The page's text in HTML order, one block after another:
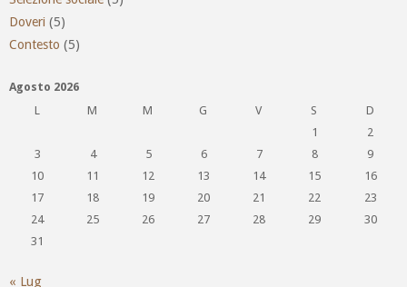
Doveri (5)
Contesto (5)
Agosto 2026
L
M M G V S
D
1
2
3
4 5 6 7 8
9
10
11 12 13 14 15
16
17
18 19 20 21 22
23
24
25 26 27 28 29
30
31
« Lug